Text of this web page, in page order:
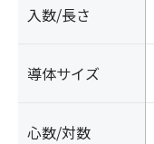
入数/長さ
導体サイズ
心数/対数